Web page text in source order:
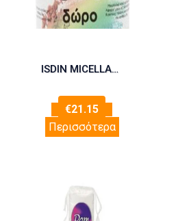
ISDIN MICELLAR SOLUTION 4in1 1+1
€21.15
Περισσότερα